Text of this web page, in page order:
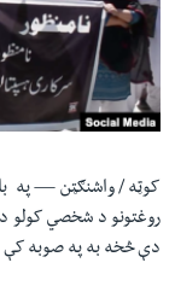
دلته
مخکې
مرکزي
لټون
واوړئ
اداریه
Learning English
کوټه / واشنګټن —په
روغتونو د شخصي کولو
دې څخه به په صوبه کې